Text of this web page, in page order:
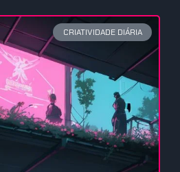
CRIATIVIDADE DIÁRIA